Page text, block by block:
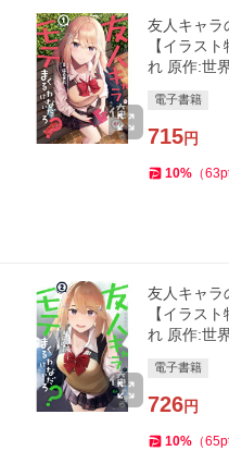
友人キャラ
【イラス
れ 原作:世
電子書籍
715円
10% （63
友人キャラ
【イラス
れ 原作:世
電子書籍
726円
10% （65